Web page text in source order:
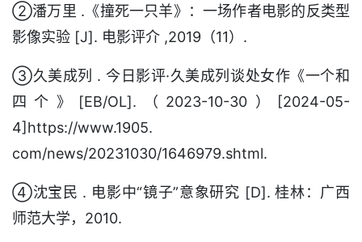
②潘万里 .《撞死一只羊》：一场作者电影的反类型
影像实验 [J]. 电影评介 ,2019（11）.
③久美成列 . 今日影评·久美成列谈处女作《一个和
四个》[EB/OL].（2023-10-30）[2024-05-
4]https://www.1905.
com/news/20231030/1646979.shtml.
④沈宝民 . 电影中“镜子”意象研究 [D]. 桂林：广西
师范大学，2010.